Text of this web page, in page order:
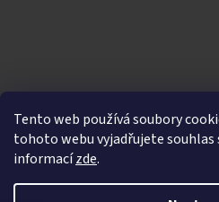
Tento web používá soubory
tohoto webu vyjadřujete souhlas
informacízde.
Vytvořil Shoptet |